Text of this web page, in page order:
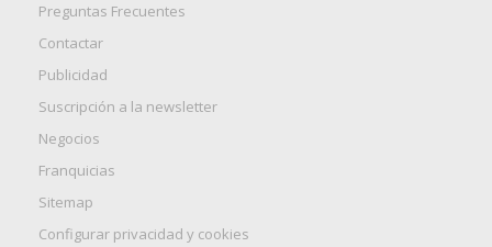
Preguntas Frecuentes
Contactar
Publicidad
Suscripción a la newsletter
Negocios
Franquicias
Sitemap
Configurar privacidad y cookies